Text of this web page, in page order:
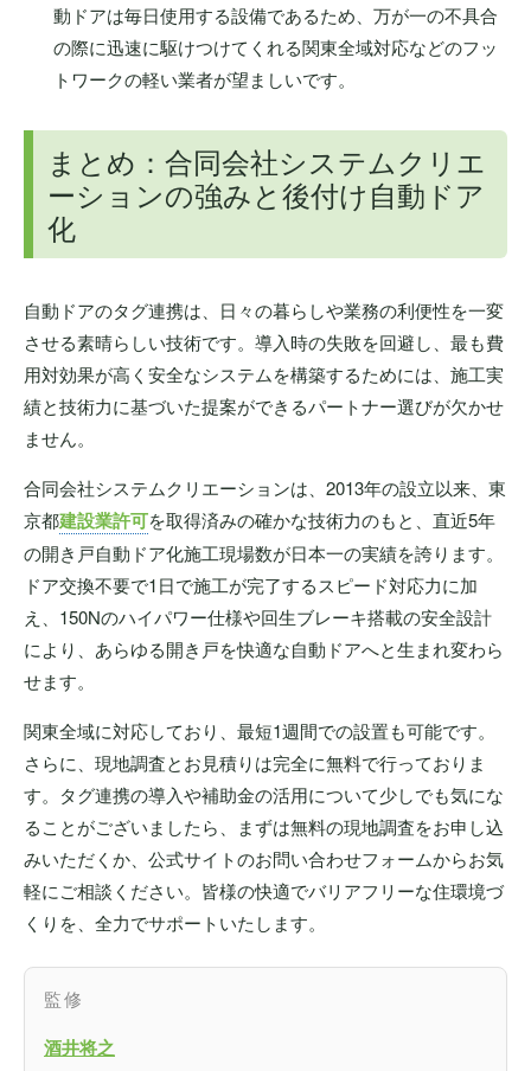
動ドアは毎日使用する設備であるため、万が一の不具合
の際に迅速に駆けつけてくれる関東全域対応などのフッ
トワークの軽い業者が望ましいです。
まとめ：合同会社システムクリエ
ーションの強みと後付け自動ドア
化
自動ドアのタグ連携は、日々の暮らしや業務の利便性を一変
させる素晴らしい技術です。導入時の失敗を回避し、最も費
用対効果が高く安全なシステムを構築するためには、施工実
績と技術力に基づいた提案ができるパートナー選びが欠かせ
ません。
合同会社システムクリエーションは、2013年の設立以来、東
京都建設業許可を取得済みの確かな技術力のもと、直近5年
の開き戸自動ドア化施工現場数が日本一の実績を誇ります。
ドア交換不要で1日で施工が完了するスピード対応力に加
え、150Nのハイパワー仕様や回生ブレーキ搭載の安全設計
により、あらゆる開き戸を快適な自動ドアへと生まれ変わら
せます。
関東全域に対応しており、最短1週間での設置も可能です。
さらに、現地調査とお見積りは完全に無料で行っておりま
す。タグ連携の導入や補助金の活用について少しでも気にな
ることがございましたら、まずは無料の現地調査をお申し込
みいただくか、公式サイトのお問い合わせフォームからお気
軽にご相談ください。皆様の快適でバリアフリーな住環境づ
くりを、全力でサポートいたします。
監修
酒井将之